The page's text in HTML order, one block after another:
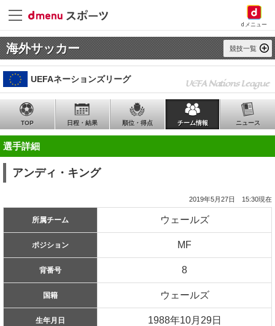
dメニュー
海外サッカー 競技一覧
UEFAネーションズリーグ UEFA Nations League
TOP 日程・結果 順位・得点 チーム情報 ニュース
選手詳細
アンディ・キング
2019年5月27日 15:30現在
所属チーム ウェールズ
ポジション MF
背番号 8
国籍 ウェールズ
生年月日 1988年10月29日